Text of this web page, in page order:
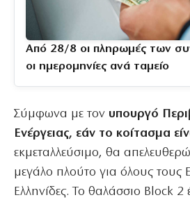
Από 28/8 οι πληρωμές των
οι ημερομηνίες ανά ταμείο
Σύμφωνα με τον υπουργό
Ενέργειας, εάν το κοίτασμα
εκμεταλλεύσιμο, θα
μεγάλο πλούτο για όλους τους
Ελληνίδες. Το θαλάσσιο Block 2